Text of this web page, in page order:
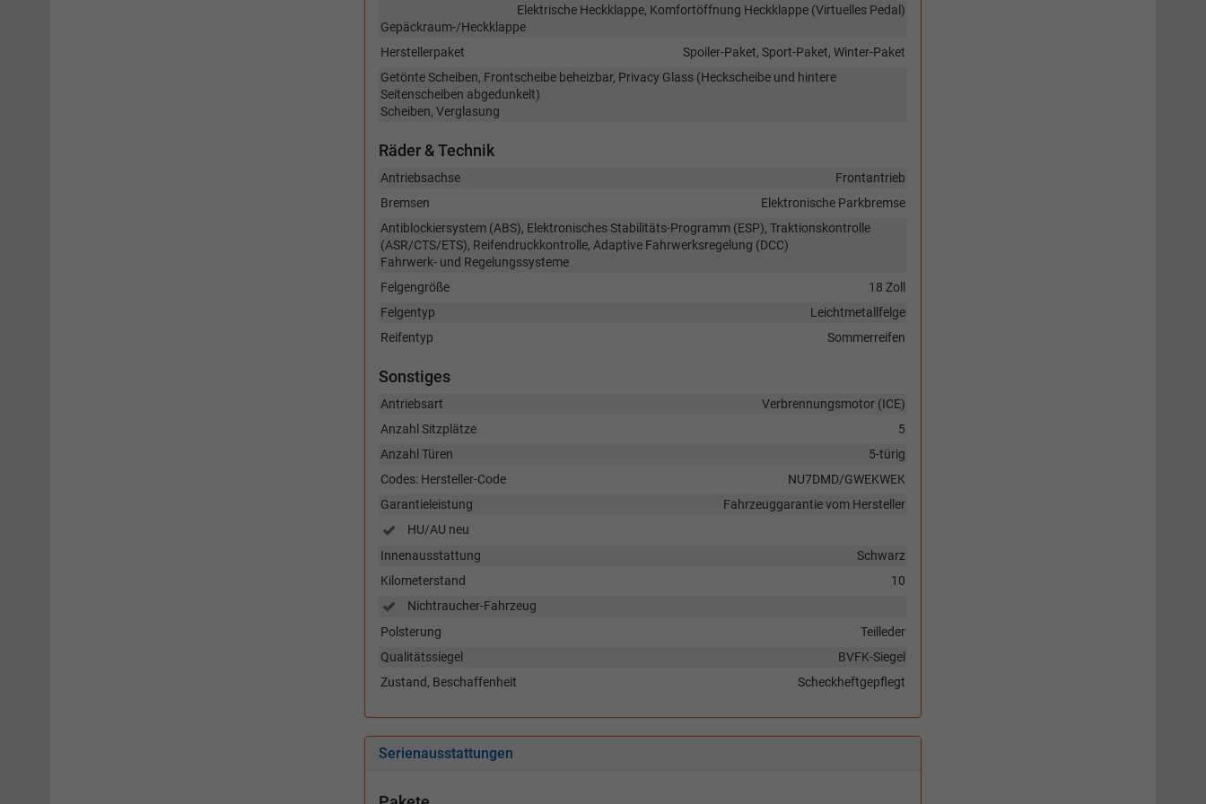
Elektrische Heckklappe, Komfortöffnung Heckklappe (Virtuelles Pedal)
Gepäckraum-/Heckklappe
Spoiler-Paket, Sport-Paket, Winter-Paket
Herstellerpaket
Getönte Scheiben, Frontscheibe beheizbar, Privacy Glass (Heckscheibe und hintere
Seitenscheiben abgedunkelt)
Scheiben, Verglasung
Räder & Technik
Frontantrieb
Antriebsachse
Elektronische Parkbremse
Bremsen
Antiblockiersystem (ABS), Elektronisches Stabilitäts-Programm (ESP), Traktionskontrolle
(ASR/CTS/ETS), Reifendruckkontrolle, Adaptive Fahrwerksregelung (DCC)
Fahrwerk- und Regelungssysteme
18 Zoll
Felgengröße
Leichtmetallfelge
Felgentyp
Sommerreifen
Reifentyp
Sonstiges
Verbrennungsmotor (ICE)
Antriebsart
5
Anzahl Sitzplätze
5-türig
Anzahl Türen
NU7DMD/GWEKWEK
Codes: Hersteller-Code
Fahrzeuggarantie vom Hersteller
Garantieleistung
HU/AU neu
Schwarz
Innenausstattung
10
Kilometerstand
Nichtraucher-Fahrzeug
Teilleder
Polsterung
BVFK-Siegel
Qualitätssiegel
Scheckheftgepflegt
Zustand, Beschaffenheit
Serienausstattungen